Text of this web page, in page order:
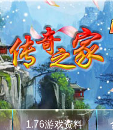
1.76游戏资料